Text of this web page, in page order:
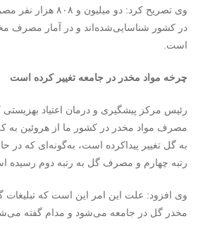
وی تصریح کرد: دو
در کشور شناسایی‌شده‌اند و در آمار مصرف
است.
چرخه مواد مخدر در جامعه تغییر کرده است
رئیس مرکز پیشگیری و درمان اعتیاد
مصرف مواد مخدر در کشور ما از هروئین به
به گل تغییر پیداکرده است، به‌گونه‌ای که
رتبه چهارم و مصرف گل به رتبه دوم رسیده
وی افزود: علت این امر این است که
مخدر گل در جامعه می‌شود و مدام گفته